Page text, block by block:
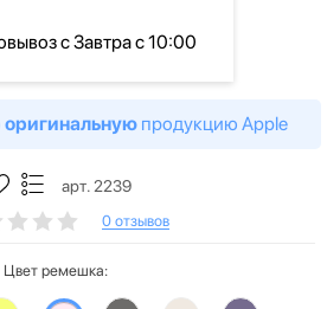
с Завтра с 10:00
оригинальную продукцию Apple
арт. 2239
0 отзывов
Цвет ремешка: